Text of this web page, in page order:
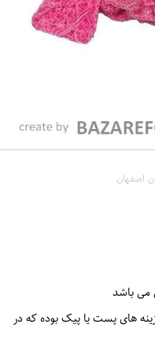
اصفهان
می باشد
های پست یا پیک بوده که در